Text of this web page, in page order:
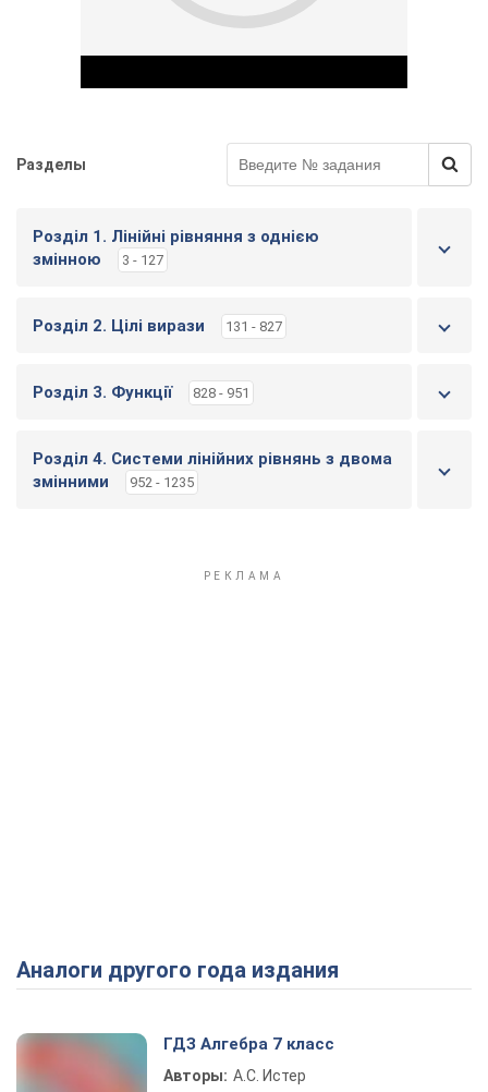
Разделы
Розділ 1. Лінійні рівняння з однією
змінною
3 - 127
Розділ 2. Цілі вирази 131 - 827
Розділ 3. Функції 828 - 951
Розділ 4. Системи лінійних рівнянь з двома
змінними
952 - 1235
Аналоги другого года издания
ГДЗ Алгебра 7 класс
Авторы: А.С. Истер